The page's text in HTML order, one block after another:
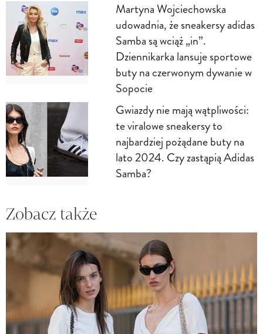
Martyna Wojciechowska
udowadnia, że sneakersy adidas
Samba są wciąż „in”.
Dziennikarka lansuje sportowe
buty na czerwonym dywanie w
Sopocie
Gwiazdy nie mają wątpliwości:
te viralowe sneakersy to
najbardziej pożądane buty na
lato 2024. Czy zastąpią Adidas
Samba?
Zobacz także